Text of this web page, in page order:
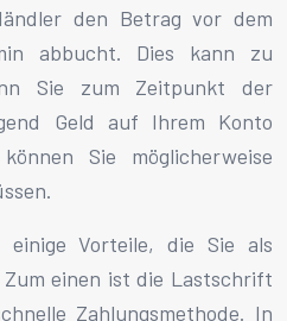
den Betrag vor dem
abbucht. Dies kann zu
Sie zum Zeitpunkt der
Geld auf Ihrem Konto
Sie möglicherweise
Vorteile, die Sie als
einen ist die Lastschrift
Zahlungsmethode. In